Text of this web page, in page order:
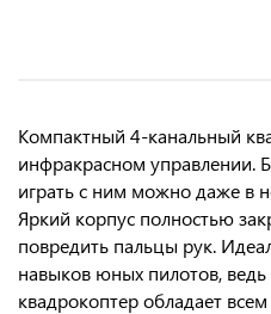
Компактный 4-канальный
инфракрасном управлении.
играть с ним можно даже в
Яркий корпус полностью
повредить пальцы рук.
навыков юных пилотов,
квадрокоптер обладает